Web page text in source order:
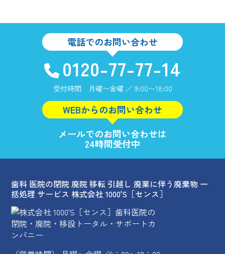
電話でのお問い合わせ
0120-77-77-14
受付時間 月曜〜金曜 ／ 9:00〜18:00
WEBからのお問い合わせ
メールでのお問い合わせは
24時間受付中
歯科 医院の閉院 廃院 移転 引越し 廃業に伴う廃棄物 一
括処理 サービス 株式会社 1000'S［センス］